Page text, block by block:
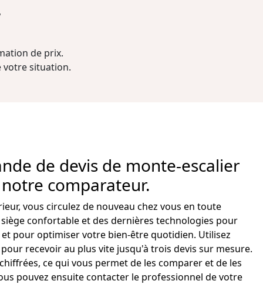
de prix.
votre situation.
de devis de monte-escalier
comparateur.
vous circulez de nouveau chez vous en toute
confortable et des dernières technologies pour
pour optimiser votre bien-être quotidien. Utilisez
recevoir au plus vite jusqu'à trois devis sur mesure.
ce qui vous permet de les comparer et de les
pouvez ensuite contacter le professionnel de votre